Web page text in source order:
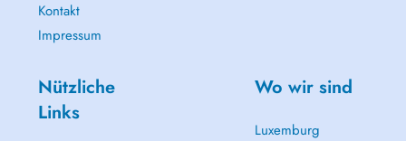
Kontakt
Impressum
Nützliche
Links
Wo wir sind
Luxemburg